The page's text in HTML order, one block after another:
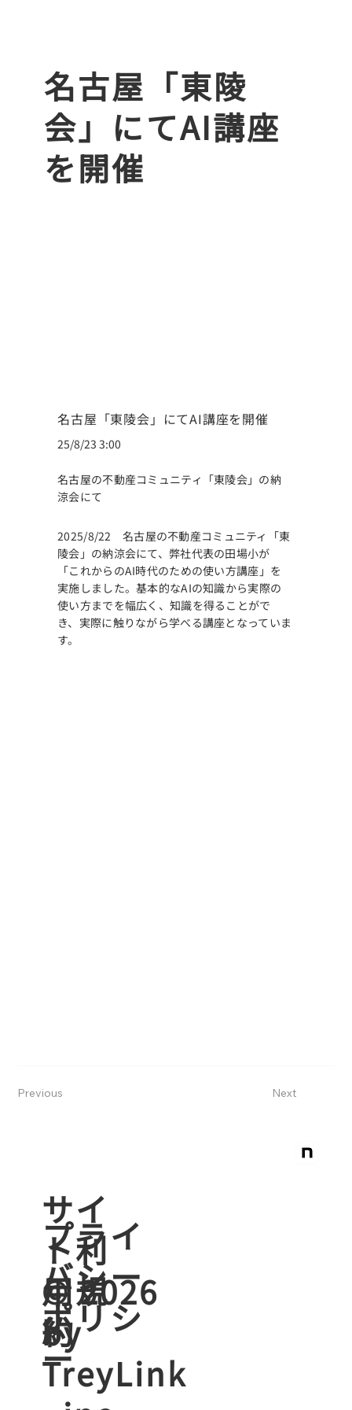
名古屋「東陵
会」にてAI講座
を開催
名古屋「東陵会」にてAI講座を開催
25/8/23 3:00
名古屋の不動産コミュニティ「東陵会」の納
涼会にて
2025/8/22 名古屋の不動産コミュニティ「東
陵会」の納涼会にて、弊社代表の田場小が
「これからのAI時代のための使い方講座」を
実施しました。基本的なAIの知識から実際の
使い方までを幅広く、知識を得ることがで
き、実際に触りながら学べる講座となっていま
す。
Previous Next
​サイ
ト利
用規
約
© 2026
by
TreyLink
プライ
バシー
ポリシ
ー